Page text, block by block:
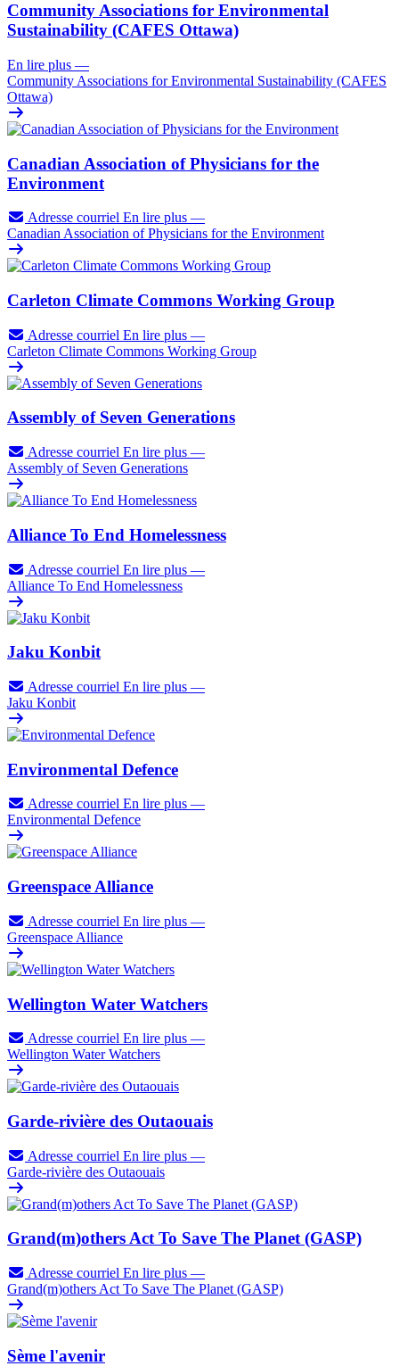
Community Associations for Environmental
Sustainability (CAFES Ottawa)
En lire plus —
Community Associations for Environmental Sustainability (CAFES
Ottawa)
Canadian Association of Physicians for the
Environment
Adresse courriel En lire plus —
Canadian Association of Physicians for the Environment
Carleton Climate Commons Working Group
Adresse courriel En lire plus —
Carleton Climate Commons Working Group
Assembly of Seven Generations
Adresse courriel En lire plus —
Assembly of Seven Generations
Alliance To End Homelessness
Adresse courriel En lire plus —
Alliance To End Homelessness
Jaku Konbit
Adresse courriel En lire plus —
Jaku Konbit
Environmental Defence
Adresse courriel En lire plus —
Environmental Defence
Greenspace Alliance
Adresse courriel En lire plus —
Greenspace Alliance
Wellington Water Watchers
Adresse courriel En lire plus —
Wellington Water Watchers
Garde-rivière des Outaouais
Adresse courriel En lire plus —
Garde-rivière des Outaouais
Grand(m)others Act To Save The Planet (GASP)
Adresse courriel En lire plus —
Grand(m)others Act To Save The Planet (GASP)
Sème l'avenir